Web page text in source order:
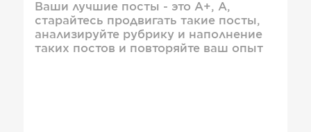
Ваши лучшие посты - это А+, А,
старайтесь продвигать такие посты,
анализируйте рубрику и наполнение
таких постов и повторяйте ваш опыт